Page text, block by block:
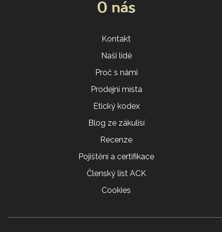
O nás
Kontakt
Naši lidé
Proč s námi
Prodejní místa
Etický kodex
Blog ze zákulisí
Recenze
Pojištění a certifikace
Členský list ACK
Cookies